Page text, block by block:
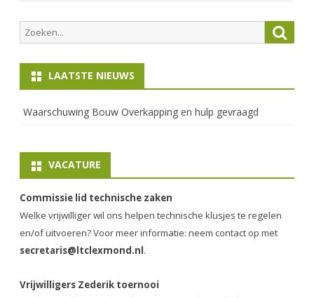
Zoeken
naar:
LAATSTE NIEUWS
Waarschuwing Bouw Overkapping en hulp gevraagd
VACATURE
Commissie lid technische zaken
Welke vrijwilliger wil ons helpen technische klusjes te regelen
en/of uitvoeren? Voor meer informatie: neem contact op met
secretaris@ltclexmond.nl .
Vrijwilligers Zederik toernooi